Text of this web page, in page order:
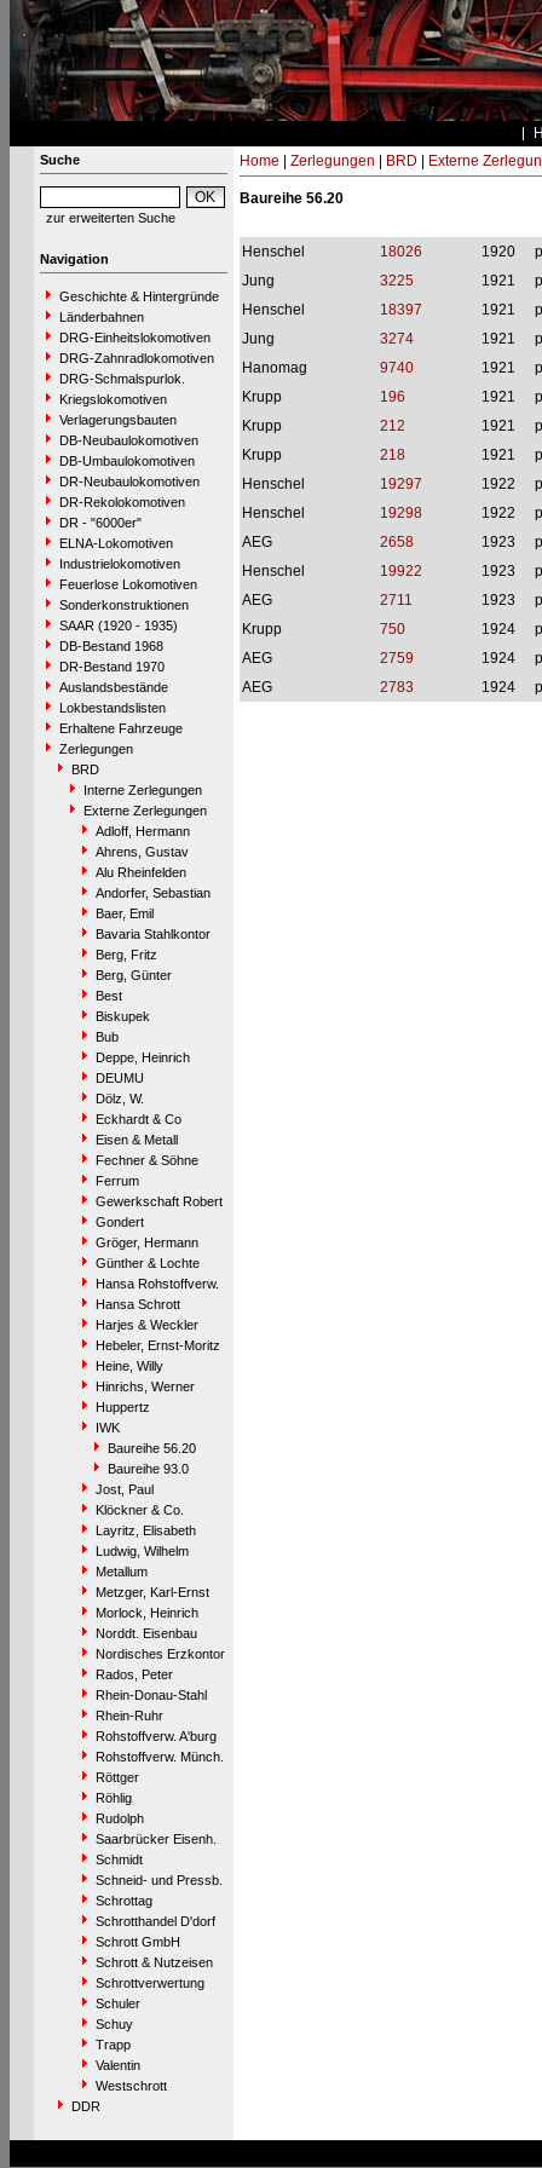
Suche
zur erweiterten Suche
Navigation
Geschichte & Hintergründe
Länderbahnen
DRG-Einheitslokomotiven
DRG-Zahnradlokomotiven
DRG-Schmalspurlok.
Kriegslokomotiven
Verlagerungsbauten
DB-Neubaulokomotiven
DB-Umbaulokomotiven
DR-Neubaulokomotiven
DR-Rekolokomotiven
DR - "6000er"
ELNA-Lokomotiven
Industrielokomotiven
Feuerlose Lokomotiven
Sonderkonstruktionen
SAAR (1920 - 1935)
DB-Bestand 1968
DR-Bestand 1970
Auslandsbestände
Lokbestandslisten
Erhaltene Fahrzeuge
Zerlegungen
BRD
Interne Zerlegungen
Externe Zerlegungen
Adloff, Hermann
Ahrens, Gustav
Alu Rheinfelden
Andorfer, Sebastian
Baer, Emil
Bavaria Stahlkontor
Berg, Fritz
Berg, Günter
Best
Biskupek
Bub
Deppe, Heinrich
DEUMU
Dölz, W.
Eckhardt & Co
Eisen & Metall
Fechner & Söhne
Ferrum
Gewerkschaft Robert
Gondert
Gröger, Hermann
Günther & Lochte
Hansa Rohstoffverw.
Hansa Schrott
Harjes & Weckler
Hebeler, Ernst-Moritz
Heine, Willy
Hinrichs, Werner
Huppertz
IWK
Baureihe 56.20
Baureihe 93.0
Jost, Paul
Klöckner & Co.
Layritz, Elisabeth
Ludwig, Wilhelm
Metallum
Metzger, Karl-Ernst
Morlock, Heinrich
Norddt. Eisenbau
Nordisches Erzkontor
Rados, Peter
Rhein-Donau-Stahl
Rhein-Ruhr
Rohstoffverw. A'burg
Rohstoffverw. Münch.
Röttger
Röhlig
Rudolph
Saarbrücker Eisenh.
Schmidt
Schneid- und Pressb.
Schrottag
Schrotthandel D'dorf
Schrott GmbH
Schrott & Nutzeisen
Schrottverwertung
Schuler
Schuy
Trapp
Valentin
Westschrott
DDR
Home Zerlegungen BRD Externe
Baureihe 56.20
Henschel 18026 1920
Jung
3225 1921
Henschel
18397 1921
Jung
3274 1921
Hanomag
9740 1921
Krupp
196 1921
Krupp
212 1921
Krupp
218 1921
Henschel
19297 1922
Henschel
19298 1922
AEG
2658 1923
Henschel
19922 1923
AEG
2711 1923
Krupp
750 1924
AEG
2759 1924
AEG
2783 1924